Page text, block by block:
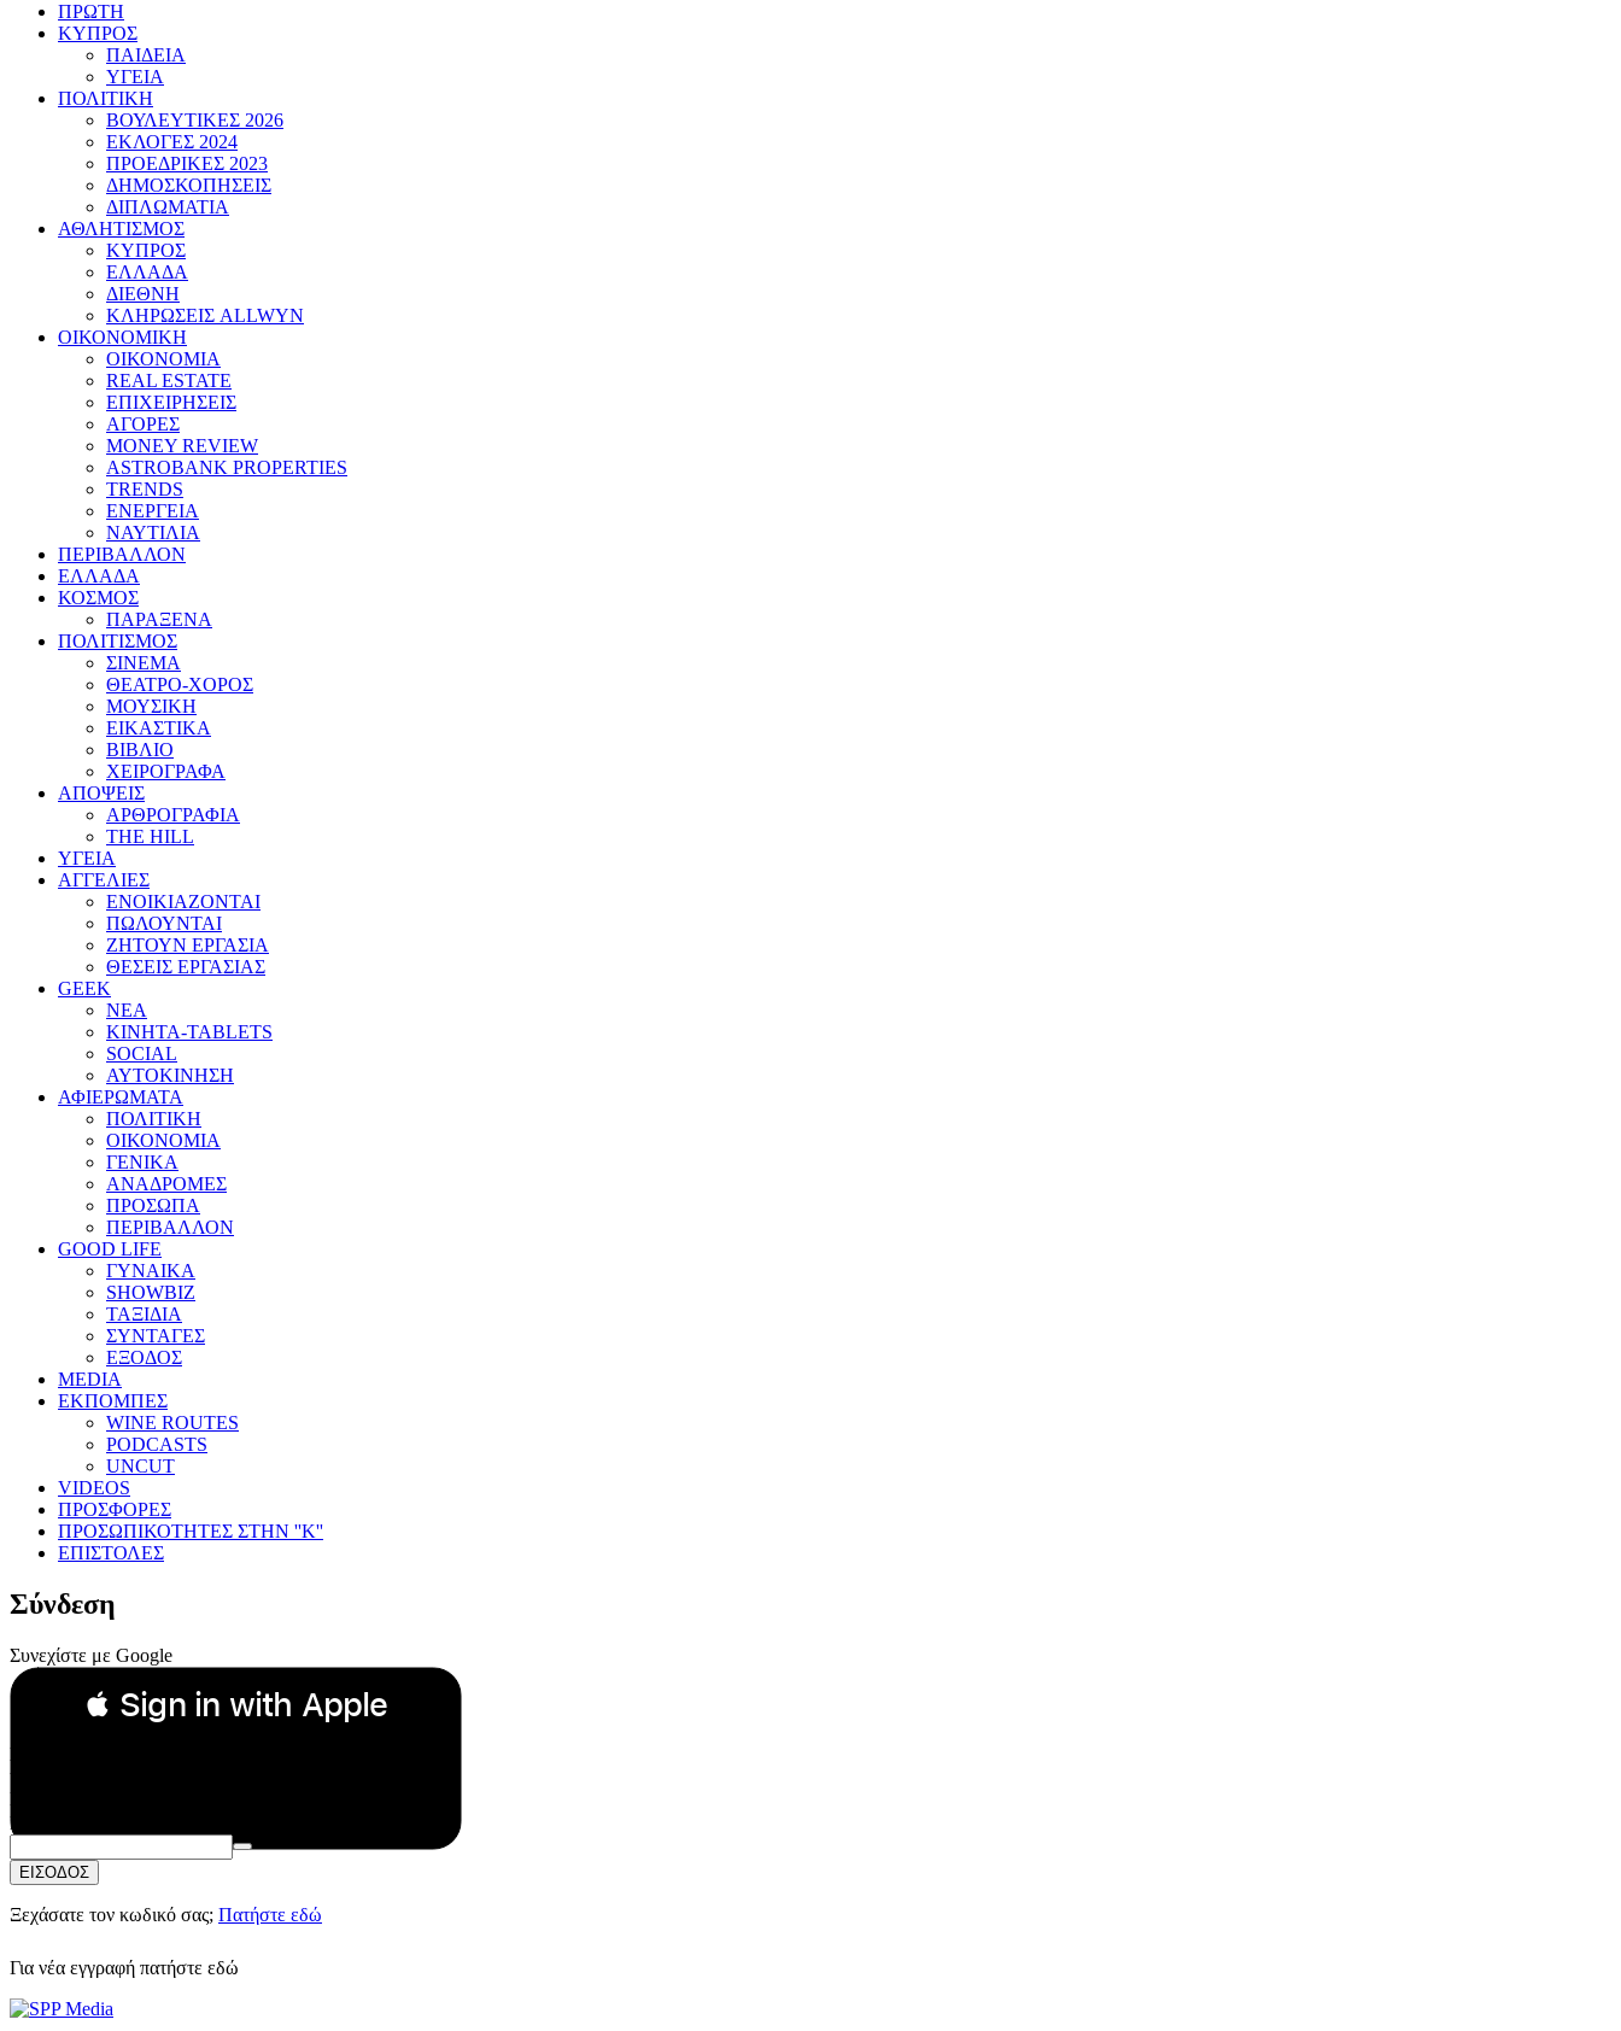
ΠΡΩΤΗ
ΚΥΠΡΟΣ
ΠΑΙΔΕΙΑ
ΥΓΕΙΑ
ΠΟΛΙΤΙΚΗ
ΒΟΥΛΕΥΤΙΚΕΣ 2026
ΕΚΛΟΓΕΣ 2024
ΠΡΟΕΔΡΙΚΕΣ 2023
ΔΗΜΟΣΚΟΠΗΣΕΙΣ
ΔΙΠΛΩΜΑΤΙΑ
ΑΘΛΗΤΙΣΜΟΣ
ΚΥΠΡΟΣ
ΕΛΛΑΔΑ
ΔΙΕΘΝΗ
ΚΛΗΡΩΣΕΙΣ ALLWYN
ΟΙΚΟΝΟΜΙΚΗ
ΟΙΚΟΝΟΜΙΑ
REAL ESTATE
ΕΠΙΧΕΙΡΗΣΕΙΣ
ΑΓΟΡΕΣ
MONEY REVIEW
ASTROBANK PROPERTIES
TRENDS
ΕΝΕΡΓΕΙΑ
ΝΑΥΤΙΛΙΑ
ΠΕΡΙΒΑΛΛΟΝ
ΕΛΛΑΔΑ
ΚΟΣΜΟΣ
ΠΑΡΑΞΕΝΑ
ΠΟΛΙΤΙΣΜΟΣ
ΣΙΝΕΜΑ
ΘΕΑΤΡΟ-ΧΟΡΟΣ
ΜΟΥΣΙΚΗ
ΕΙΚΑΣΤΙΚΑ
ΒΙΒΛΙΟ
ΧΕΙΡΟΓΡΑΦΑ
ΑΠΟΨΕΙΣ
ΑΡΘΡΟΓΡΑΦΙΑ
THE HILL
ΥΓΕΙΑ
ΑΓΓΕΛΙΕΣ
ΕΝΟΙΚΙΑΖΟΝΤΑΙ
ΠΩΛΟΥΝΤΑΙ
ΖΗΤΟΥΝ ΕΡΓΑΣΙΑ
ΘΕΣΕΙΣ ΕΡΓΑΣΙΑΣ
GEEK
ΝΕΑ
ΚΙΝΗΤΑ-TABLETS
SOCIAL
ΑΥΤΟΚΙΝΗΣΗ
ΑΦΙΕΡΩΜΑΤΑ
ΠΟΛΙΤΙΚΗ
ΟΙΚΟΝΟΜΙΑ
ΓΕΝΙΚΑ
ΑΝΑΔΡΟΜΕΣ
ΠΡΟΣΩΠΑ
ΠΕΡΙΒΑΛΛΟΝ
GOOD LIFE
ΓΥΝΑΙΚΑ
SHOWBIZ
ΤΑΞΙΔΙΑ
ΣΥΝΤΑΓΕΣ
ΕΞΟΔΟΣ
MEDIA
ΕΚΠΟΜΠΕΣ
WINE ROUTES
PODCASTS
UNCUT
VIDEOS
ΠΡΟΣΦΟΡΕΣ
ΠΡΟΣΩΠΙΚΟΤΗΤΕΣ ΣΤΗΝ ''Κ''
ΕΠΙΣΤΟΛΕΣ
Σύνδεση
Συνεχίστε με Google
 Sign in with Apple
Συνεχίστε με Apple
ή
Email:
Κωδικός Πρόσβασης:
ΕΙΣΟΔΟΣ
Ξεχάσατε τον κωδικό σας; Πατήστε εδώ
Για νέα εγγραφή πατήστε εδώ